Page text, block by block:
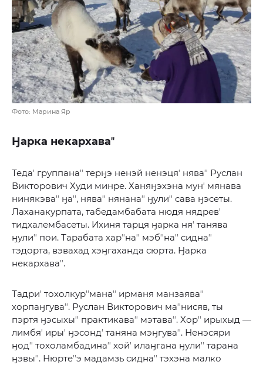
Фото: Марина Яр
Ӈарка некархаваʼʼ
Тедаʼ группанаʼʼ терӈэ ненэй ненэцяʼ няваʼʼ Руслан
Викторович Худи минре. Ханяӈэхэна мунʼ мянава
нинякэваʼʼ ӈаʼʼ, няваʼʼ нянанаʼʼ ӈулиʼʼ сава ӈэсеты.
Лаханакурпата, табедамбабата нюдя нядревʼ
тидхалембасеты. Ихиня тарця ӈарка няʼ танява
ӈулиʼʼ пои. Тарабата харʼʼнаʼʼ мэбʼʼнаʼʼ сиднаʼʼ
тэдорта, вэвахад хэӈгаханда сюрта. Ӈарка
некархаваʼʼ.
Тадриʼ тохолкурʼʼманаʼʼ ирманя манзаяваʼʼ
хорпаӈгуваʼʼ. Руслан Викторович маʼʼнисяв, ты
пэртя ӈэсыхыʼʼ практикаваʼʼ мэтаваʼʼ. Хорʼʼ ирыхыд —
лимбяʼ ирыʼ ӈэсондʼ таняна мэӈгуваʼʼ. Ненэсяри
ӈодʼʼ тохоламбадинаʼʼ хойʼ илаӈгана ӈулиʼʼ тарана
ӈэвыʼʼ. Нюртеʼʼэ мадамзь сиднаʼʼ тэхэна малко